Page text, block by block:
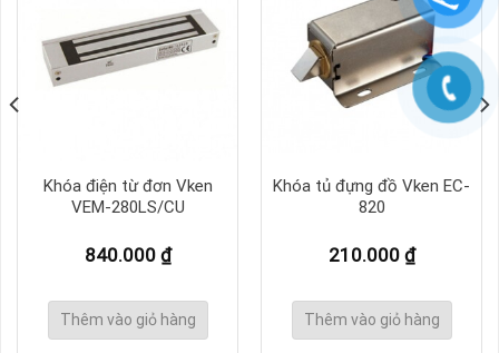
Khóa điện từ đơn Vken
VEM-280LS/CU
840.000 ₫
Thêm vào giỏ hàng
Khóa tủ đựng đồ Vken EC-
820
210.000 ₫
Thêm vào giỏ hàng